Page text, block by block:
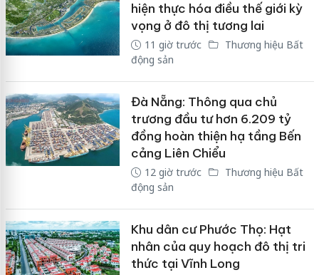
hiện thực hóa điều thế giới kỳ
vọng ở đô thị tương lai
11 giờ trước
Thương hiệu Bất
động sản
Đà Nẵng: Thông qua chủ
trương đầu tư hơn 6.209 tỷ
đồng hoàn thiện hạ tầng Bến
cảng Liên Chiểu
12 giờ trước
Thương hiệu Bất
động sản
Khu dân cư Phước Thọ: Hạt
nhân của quy hoạch đô thị tri
thức tại Vĩnh Long